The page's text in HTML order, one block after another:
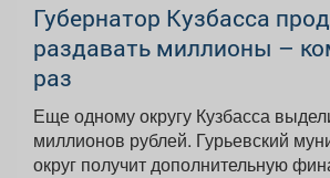
Губернатор Кузбасса
раздавать миллионы –
раз
Еще одному округу Кузбасса
миллионов рублей. Гурьевский муниципальный
округ получит дополнительную